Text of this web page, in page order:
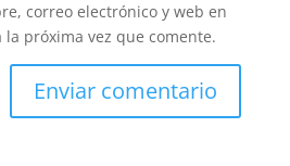
correo electrónico y web en
próxima vez que comente.